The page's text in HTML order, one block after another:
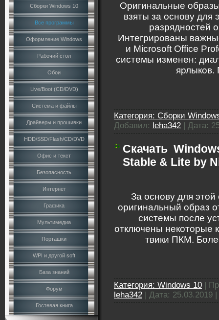
Сборки Windows 10
Все программы
Оформление Windows
Рабочий стол
Обои
Live/Boot (CD/DVD)
Система и файлы
Драйверы и прошивки
HDD/SSD/Flash/CD/DVD
Офис и текст
Безопасность
Интернет
Графика
Мультимедиа
Порташки
WPI и другой soft
База знаний
Форум
Гостевая книга
Оригинальные
взяты за основу для
разрядностей
Интегрированы
и Microsoft Office
системы изменен:
ярлыков.
Категория: Сборки
Добавил: leha342 Дата:
Скачать
Stable & Lite by
За основу для
оригинальный образ
системы после
отключены некоторые
твики ПКМ.
Категория: Windows 10
leha342
Дата: 25.03.2019